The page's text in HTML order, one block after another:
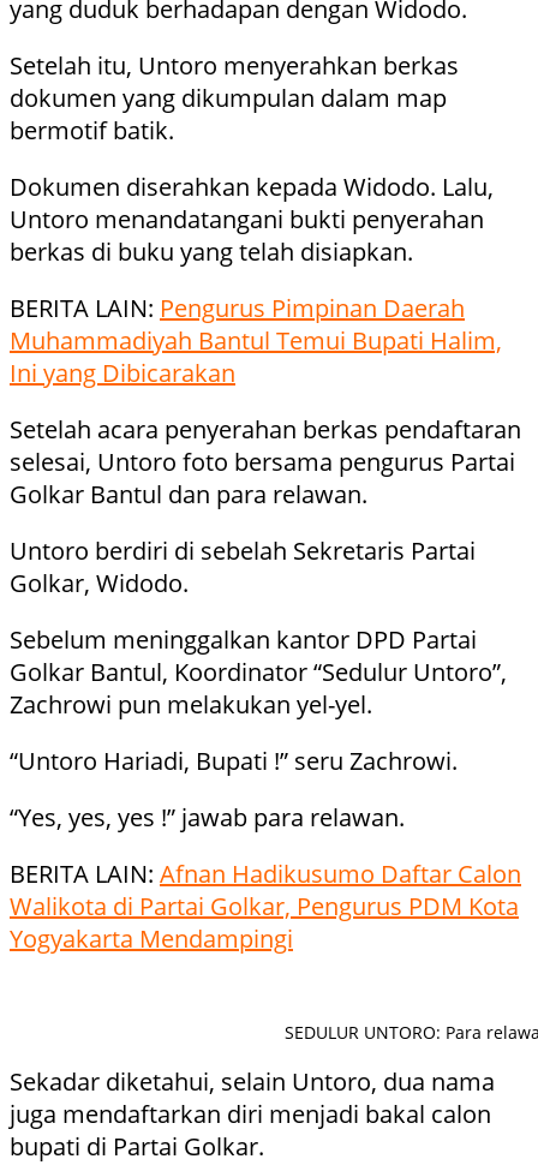
yang duduk berhadapan dengan Widodo.
Setelah itu, Untoro menyerahkan berkas
dokumen yang dikumpulan dalam map
bermotif batik.
Dokumen diserahkan kepada Widodo. Lalu,
Untoro menandatangani bukti penyerahan
berkas di buku yang telah disiapkan.
BERITA LAIN: Pengurus Pimpinan Daerah
Muhammadiyah Bantul Temui Bupati Halim,
Ini yang Dibicarakan
Setelah acara penyerahan berkas pendaftaran
selesai, Untoro foto bersama pengurus Partai
Golkar Bantul dan para relawan.
Untoro berdiri di sebelah Sekretaris Partai
Golkar, Widodo.
Sebelum meninggalkan kantor DPD Partai
Golkar Bantul, Koordinator “Sedulur Untoro”,
Zachrowi pun melakukan yel-yel.
“Untoro Hariadi, Bupati !” seru Zachrowi.
“Yes, yes, yes !” jawab para relawan.
BERITA LAIN: Afnan Hadikusumo Daftar Calon
Walikota di Partai Golkar, Pengurus PDM Kota
Yogyakarta Mendampingi
SEDULUR UNTORO: Para
Sekadar diketahui, selain Untoro, dua nama
juga mendaftarkan diri menjadi bakal calon
bupati di Partai Golkar.